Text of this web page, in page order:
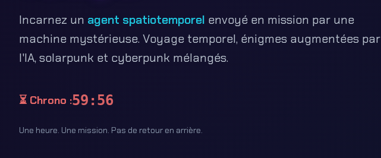
Incarnez un agent spatiotemporel envoyé en mission par une
machine mystérieuse. Voyage temporel, énigmes augmentées par
l'IA, solarpunk et cyberpunk mélangés.
⏳ Chrono :59:55
Une heure. Une mission. Pas de retour en arrière.